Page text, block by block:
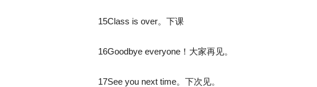
15Class is over。下课
16Goodbye everyone！大家再见。
17See you next time。下次见。